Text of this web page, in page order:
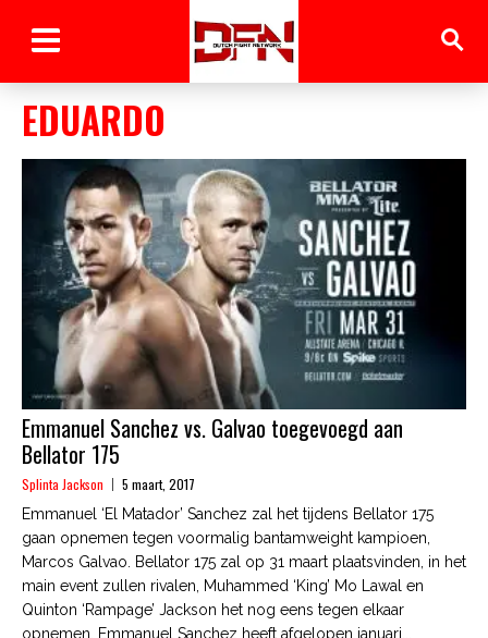
EDUARDO
Emmanuel Sanchez vs. Galvao toegevoegd aan
Bellator 175
Splinta Jackson 5 maart, 2017
Emmanuel ‘El Matador’ Sanchez zal het tijdens Bellator 175
gaan opnemen tegen voormalig bantamweight kampioen,
Marcos Galvao. Bellator 175 zal op 31 maart plaatsvinden, in het
main event zullen rivalen, Muhammed ‘King’ Mo Lawal en
Quinton ‘Rampage’ Jackson het nog eens tegen elkaar
opnemen. Emmanuel Sanchez heeft afgelopen januari...